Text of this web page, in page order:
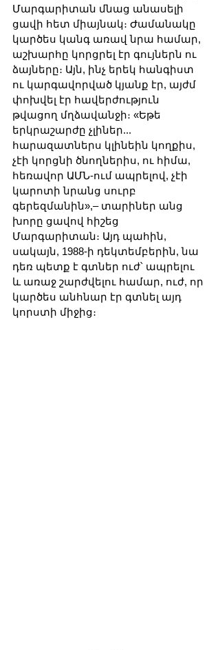
Մարգարիտան մնաց անասելի
ցավի հետ միայնակ։ Ժամանակը
կարծես կանգ առավ նրա համար,
աշխարհը կորցրել էր գույներն ու
ձայները։ Այն, ինչ երեկ հանգիստ
ու կարգավորված կյանք էր, այժմ
փոխվել էր հավերժություն
թվացող մղձավանջի։ «Եթե
երկրաշարժը չլիներ...
հարազատներս կլինեին կողքիս,
չէի կորցնի ծնողներիս, ու հիմա,
հեռավոր ԱՄՆ-ում ապրելով, չէի
կարոտի նրանց սուրբ
գերեզմանին»,– տարիներ անց
խորը ցավով հիշեց
Մարգարիտան։ Այդ պահին,
սակայն, 1988-ի դեկտեմբերին, նա
դեռ պետք է գտներ ուժ՝ ապրելու
և առաջ շարժվելու համար, ուժ, որ
կարծես անհնար էր գտնել այդ
կորստի միջից։